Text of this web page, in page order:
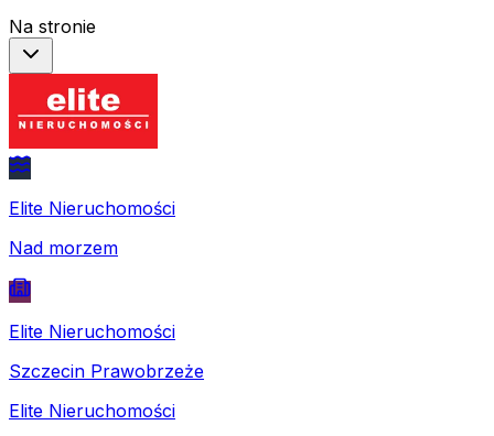
Na stronie
Elite Nieruchomości
Nad morzem
Elite Nieruchomości
Szczecin Prawobrzeże
Elite Nieruchomości